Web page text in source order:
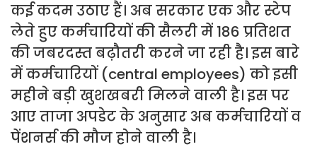
कई कदम उठाए हैं। अब सरकार एक और स्टेप
लेते हुए कर्मचारियों की सैलरी में 186 प्रतिशत
की जबरदस्त बढ़ौतरी करने जा रही है। इस बारे
में कर्मचारियों (central employees) को इसी
महीने बड़ी खुशखबरी मिलने वाली है। इस पर
आए ताजा अपडेट के अनुसार अब कर्मचारियों व
पेंशनर्स की मौज होने वाली है।